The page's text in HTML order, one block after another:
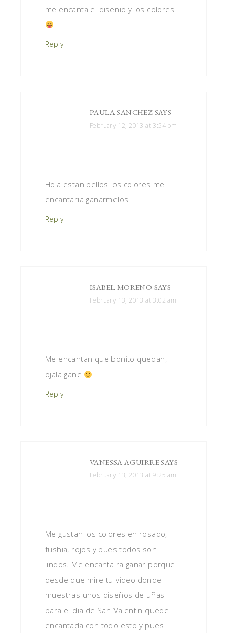
me encanta el disenio y los colores
Reply
PAULA SANCHEZ SAYS
February 12, 2013 at 3:54 pm
Hola estan bellos los colores me
encantaria ganarmelos
Reply
ISABEL MORENO SAYS
February 13, 2013 at 3:02 am
Me encantan que bonito quedan,
ojala gane
Reply
VANESSA AGUIRRESAYS
February 13, 2013 at 9:25 am
Me gustan los colores en rosado,
fushia, rojos y pues todos son
lindos. Me encantaira ganar porque
desde que mire tu video donde
muestras unos diseños de uñas
para el dia de San Valentin quede
encantada con todo esto y pues